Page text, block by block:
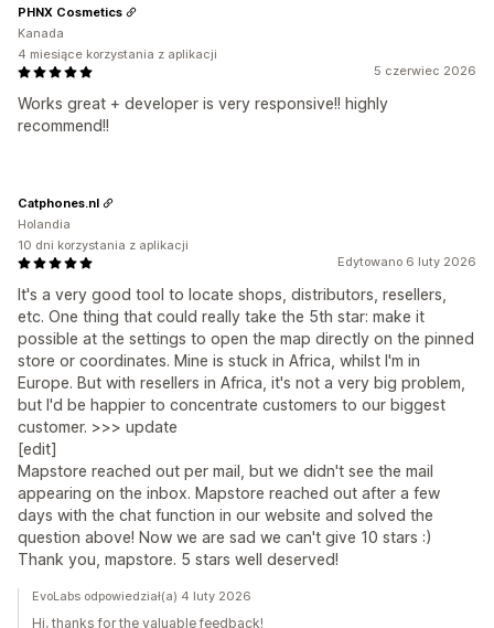
5 czerwiec 2026
Works great + developer is very responsive!! highly
recommend!!
PHNX Cosmetics
Kanada
4 miesiące korzystania z aplikacji
Edytowano 6 luty 2026
It's a very good tool to locate shops, distributors, resellers,
etc. One thing that could really take the 5th star: make it
possible at the settings to open the map directly on the pinned
store or coordinates. Mine is stuck in Africa, whilst I'm in
Europe. But with resellers in Africa, it's not a very big problem,
but I'd be happier to concentrate customers to our biggest
customer. >>> update
[edit]
Mapstore reached out per mail, but we didn't see the mail
appearing on the inbox. Mapstore reached out after a few
days with the chat function in our website and solved the
question above! Now we are sad we can't give 10 stars :)
Thank you, mapstore. 5 stars well deserved!
Catphones.nl
Holandia
10 dni korzystania z aplikacji
EvoLabs odpowiedział(a) 4 luty 2026
Hi, thanks for the valuable feedback!